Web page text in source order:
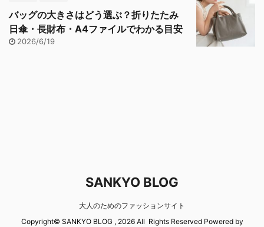
バッグの大きさはどう選ぶ？折りたたみ
日傘・長財布・A4ファイルでわかる目安
2026/6/19
SANKYO BLOG
大人のためのファッションサイト
Copyright© SANKYO BLOG , 2026 All Rights Reserved Powered by